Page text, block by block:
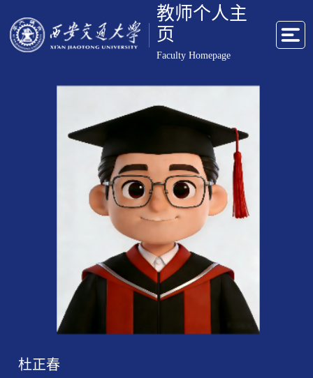
教师个人主
页
Faculty Homepage
杜正春